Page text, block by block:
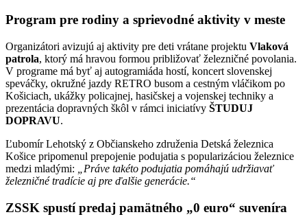
Program pre rodiny a sprievodné aktivity v meste
Organizátori avizujú aj aktivity pre deti vrátane projektu Vlaková
patrola, ktorý má hravou formou približovať železničné povolania.
V programe má byť aj autogramiáda hostí, koncert slovenskej
speváčky, okružné jazdy RETRO busom a cestným vláčikom po
Košiciach, ukážky policajnej, hasičskej a vojenskej techniky a
prezentácia dopravných škôl v rámci iniciatívy ŠTUDUJ
DOPRAVU.
Ľubomír Lehotský z Občianskeho združenia Detská železnica
Košice pripomenul prepojenie podujatia s popularizáciou železnice
medzi mladými:
„Práve takéto podujatia pomáhajú udržiavať
železničné tradície aj pre ďalšie generácie.“
ZSSK spustí predaj pamätného „0 euro“ suveníra